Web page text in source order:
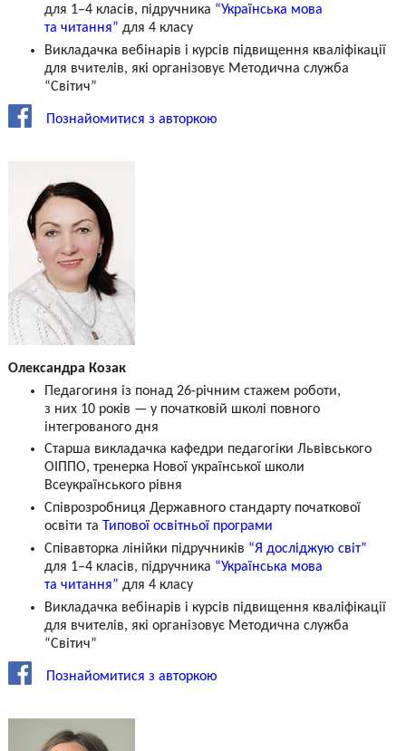
для 1–4 класів, підручника “Українська мова
та читання” для 4 класу
Викладачка вебінарів і курсів підвищення кваліфікації
для вчителів, які організовує Методична служба
“Світич”
Познайомитися з авторкою
Олександра Козак
Педагогиня із понад 26-річним стажем роботи,
з них 10 років — у початковій школі повного
інтегрованого дня
Старша викладачка кафедри педагогіки Львівського
ОІППО, тренерка Нової української школи
Всеукраїнського рівня
Співрозробниця Державного стандарту початкової
освіти та Типової освітньої програми
Співавторка лінійки підручників “Я досліджую світ”
для 1–4 класів, підручника “Українська мова
та читання” для 4 класу
Викладачка вебінарів і курсів підвищення кваліфікації
для вчителів, які організовує Методична служба
“Світич”
Познайомитися з авторкою